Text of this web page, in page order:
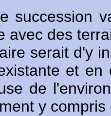
succession
avec des
serait d'y
et
de
y compris